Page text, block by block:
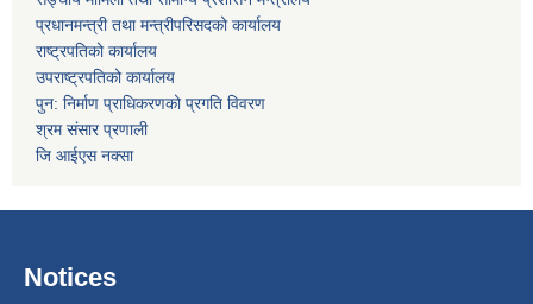
प्रधानमन्त्री तथा मन्त्रीपरिसदको कार्यालय
राष्ट्रपतिको कार्यालय
उपराष्ट्रपतिको कार्यालय
पुन: निर्माण प्राधिकरणको प्रगति विवरण
श्रम संसार प्रणाली
जि आईएस नक्सा
Notices